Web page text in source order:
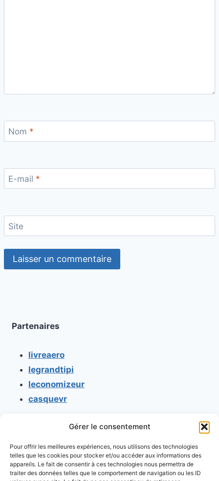
Gérer le consentement
Pour offrir les meilleures expériences, nous utilisons des technologies
telles que les cookies pour stocker et/ou accéder aux informations des
appareils. Le fait de consentir à ces technologies nous permettra de
traiter des données telles que le comportement de navigation ou les ID
Nom *
E-mail *
Site
Partenaires
livreaero
legrandtipi
leconomizeur
casquevr
Mentions légales
Conditions générales d'utilisation